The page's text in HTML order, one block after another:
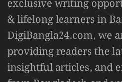
exclusive writing
& lifelong learners in
DigiBangla24.com, we
providing readers the
insightful articles, and